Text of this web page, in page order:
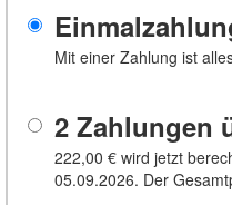
Mit einer Zahlung ist
2 Zahlungen
222,00 € wird jetzt
05.09.2026. Der